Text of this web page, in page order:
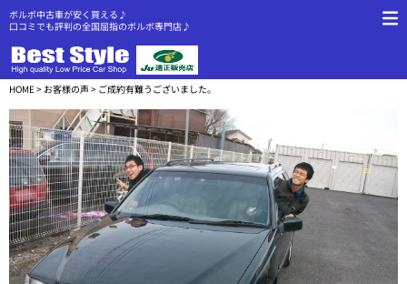
ボルボ中古車が安く買える♪
口コミでも評判の全国屈指のボルボ専門店♪
HOME> お客様の声> ご成約有難うございました。